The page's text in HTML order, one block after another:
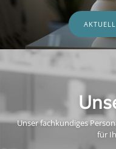
Unser fachkundiges
für